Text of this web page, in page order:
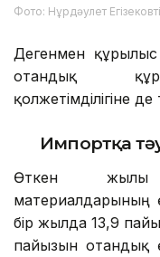
Фото: Нұрдәулет
Дегенмен
отандық
қолжетімділігіне де
Импортқа
Өткен жылы
материалдарының
бір жылда 13,9
пайызын отандық